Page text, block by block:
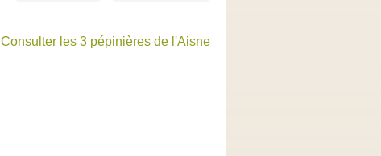
Consulter les 3 pépinières de l'Aisne